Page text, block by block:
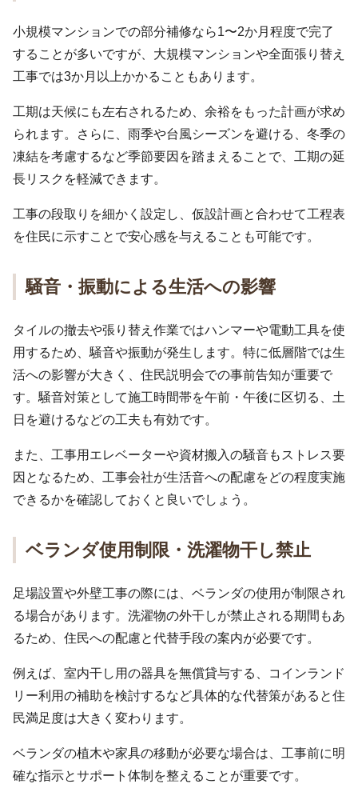
小規模マンションでの部分補修なら1〜2か月程度で完了
することが多いですが、大規模マンションや全面張り替え
工事では3か月以上かかることもあります。
工期は天候にも左右されるため、余裕をもった計画が求め
られます。さらに、雨季や台風シーズンを避ける、冬季の
凍結を考慮するなど季節要因を踏まえることで、工期の延
長リスクを軽減できます。
工事の段取りを細かく設定し、仮設計画と合わせて工程表
を住民に示すことで安心感を与えることも可能です。
騒音・振動による生活への影響
タイルの撤去や張り替え作業ではハンマーや電動工具を使
用するため、騒音や振動が発生します。特に低層階では生
活への影響が大きく、住民説明会での事前告知が重要で
す。騒音対策として施工時間帯を午前・午後に区切る、土
日を避けるなどの工夫も有効です。
また、工事用エレベーターや資材搬入の騒音もストレス要
因となるため、工事会社が生活音への配慮をどの程度実施
できるかを確認しておくと良いでしょう。
ベランダ使用制限・洗濯物干し禁止
足場設置や外壁工事の際には、ベランダの使用が制限され
る場合があります。洗濯物の外干しが禁止される期間もあ
るため、住民への配慮と代替手段の案内が必要です。
例えば、室内干し用の器具を無償貸与する、コインランド
リー利用の補助を検討するなど具体的な代替策があると住
民満足度は大きく変わります。
ベランダの植木や家具の移動が必要な場合は、工事前に明
確な指示とサポート体制を整えることが重要です。